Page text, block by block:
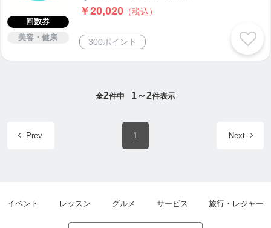
回数券
美容・健康
￥20,020 （税込）
300ポイント
全2件中 1～2件表示
Prev 1 Next
イベント レッスン グルメ サービス 旅行・レジャー